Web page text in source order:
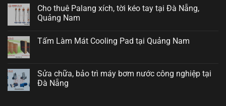
Cho thuê Palang xích, tời kéo tay tại Đà Nẵng,
Quảng Nam
Tấm Làm Mát Cooling Pad tại Quảng Nam
Sửa chữa, bảo trì máy bơm nước công nghiệp tại
Đà Nẵng